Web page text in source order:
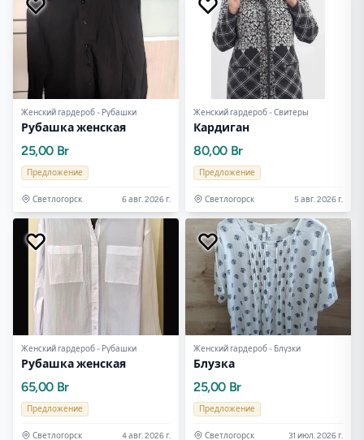
Женский гардероб - Рубашки
Рубашка женская
25,00 Br
Предложение
Светлогорск 6 авг. 2026 г.
Женский гардероб - Свитеры
Кардиган
80,00 Br
Предложение
Светлогорск 5 авг. 2026 г.
Женский гардероб - Рубашки
Рубашка женская
65,00 Br
Предложение
Светлогорск 4 авг. 2026 г.
Женский гардероб - Блузки
Блузка
25,00 Br
Предложение
Светлогорск 31 июл. 2026 г.